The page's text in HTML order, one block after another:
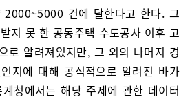
2000~5000 건에 달한다고 한다. 그
지 못 한 공동주택 수도공사 이후 고
로 알려져있지만, 그 외의 나머지 경
지에 대해 공식적으로 알려진 바가
청에서는 해당 주제에 관한 데이터